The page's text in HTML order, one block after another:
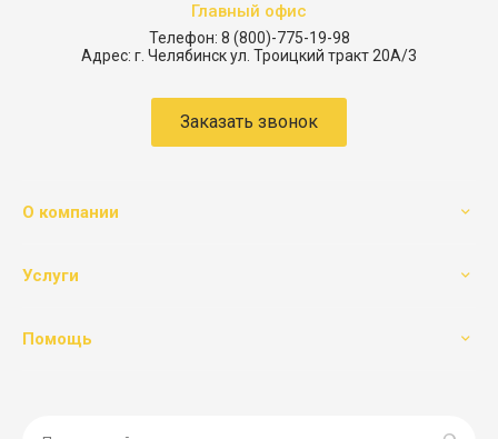
Главный офис
Телефон: 8 (800)-775-19-98
Адрес: г. Челябинск ул. Троицкий тракт 20А/3
Заказать звонок
О компании
Услуги
Помощь